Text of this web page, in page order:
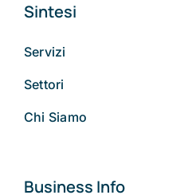
Sintesi
Servizi
Settori
Chi Siamo
Business Info